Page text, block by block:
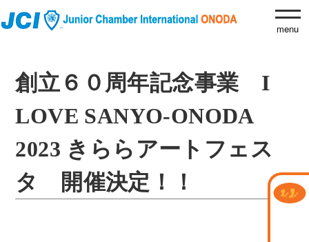
創立６０周年記念事業 I
LOVE SANYO-ONODA
2023 きららアートフェス
タ 開催決定！！